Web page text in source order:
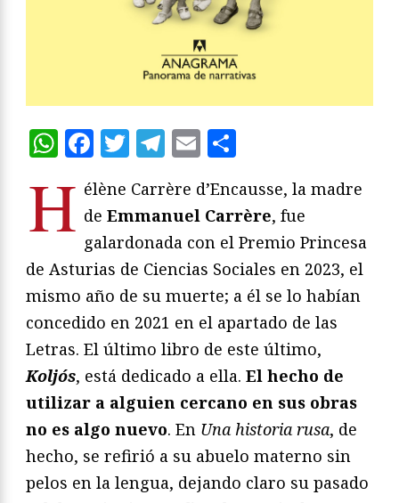
WhatsApp
Facebook
Twitter
Telegram
Email
H élène Carrère d’Encausse, la madre
de Emmanuel Carrère, fue
galardonada con el Premio Princesa
de Asturias de Ciencias Sociales en 2023, el
mismo año de su muerte; a él se lo habían
concedido en 2021 en el apartado de las
Letras. El último libro de este último,
Koljós, está dedicado a ella. El hecho de
utilizar a alguien cercano en sus obras
no es algo nuevo. En Una historia rusa, de
hecho, se refirió a su abuelo materno sin
pelos en la lengua, dejando claro su pasado